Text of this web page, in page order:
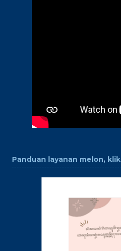
Panduan layanan melon, klik